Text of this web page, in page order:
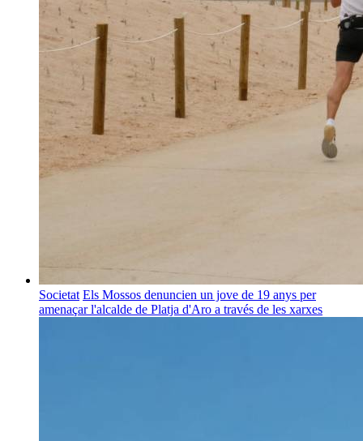
Societat Els Mossos denuncien un jove de 19 anys per
amenaçar l'alcalde de Platja d'Aro a través de les xarxes